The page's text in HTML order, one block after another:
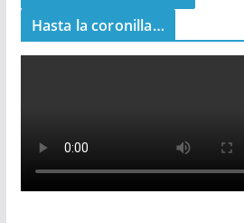
Hasta la coronilla…